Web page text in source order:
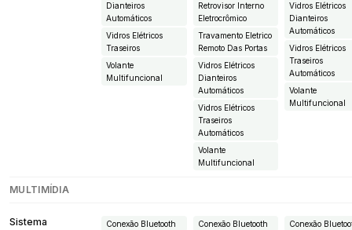
Dianteiros
Automáticos
Vidros Elétricos
Traseiros
Volante
Multifuncional
Retrovisor Interno
Eletrocrômico
Travamento Eletrico
Remoto Das Portas
Vidros Elétricos
Dianteiros
Automáticos
Vidros Elétricos
Traseiros
Automáticos
Volante
Multifuncional
Vidros Elétricos
Dianteiros
Automáticos
Vidros Elétricos
Traseiros
Automáticos
Volante
Multifuncional
MULTIMÍDIA
Sistema
Conexão Bluetooth
Conexão Bluetooth
Conexão